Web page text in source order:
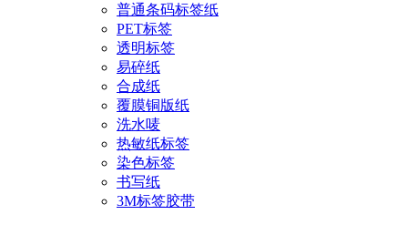
普通条码标签纸
PET标签
透明标签
易碎纸
合成纸
覆膜铜版纸
洗水唛
热敏纸标签
染色标签
书写纸
3M标签胶带